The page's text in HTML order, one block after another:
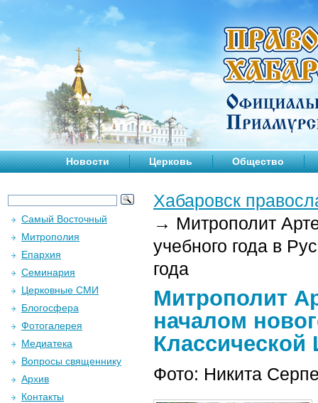
Новости Церковь Общество
Хабаровск
→ Митрополит
учебного года в
года
Митрополит
началом
Классической
Фото: Никита
Самый Восточный
Митрополия
Епархия
Семинария
Церковные СМИ
Блогосфера
Фотогалерея
Медиатека
Вопросы священнику
Архив
Контакты